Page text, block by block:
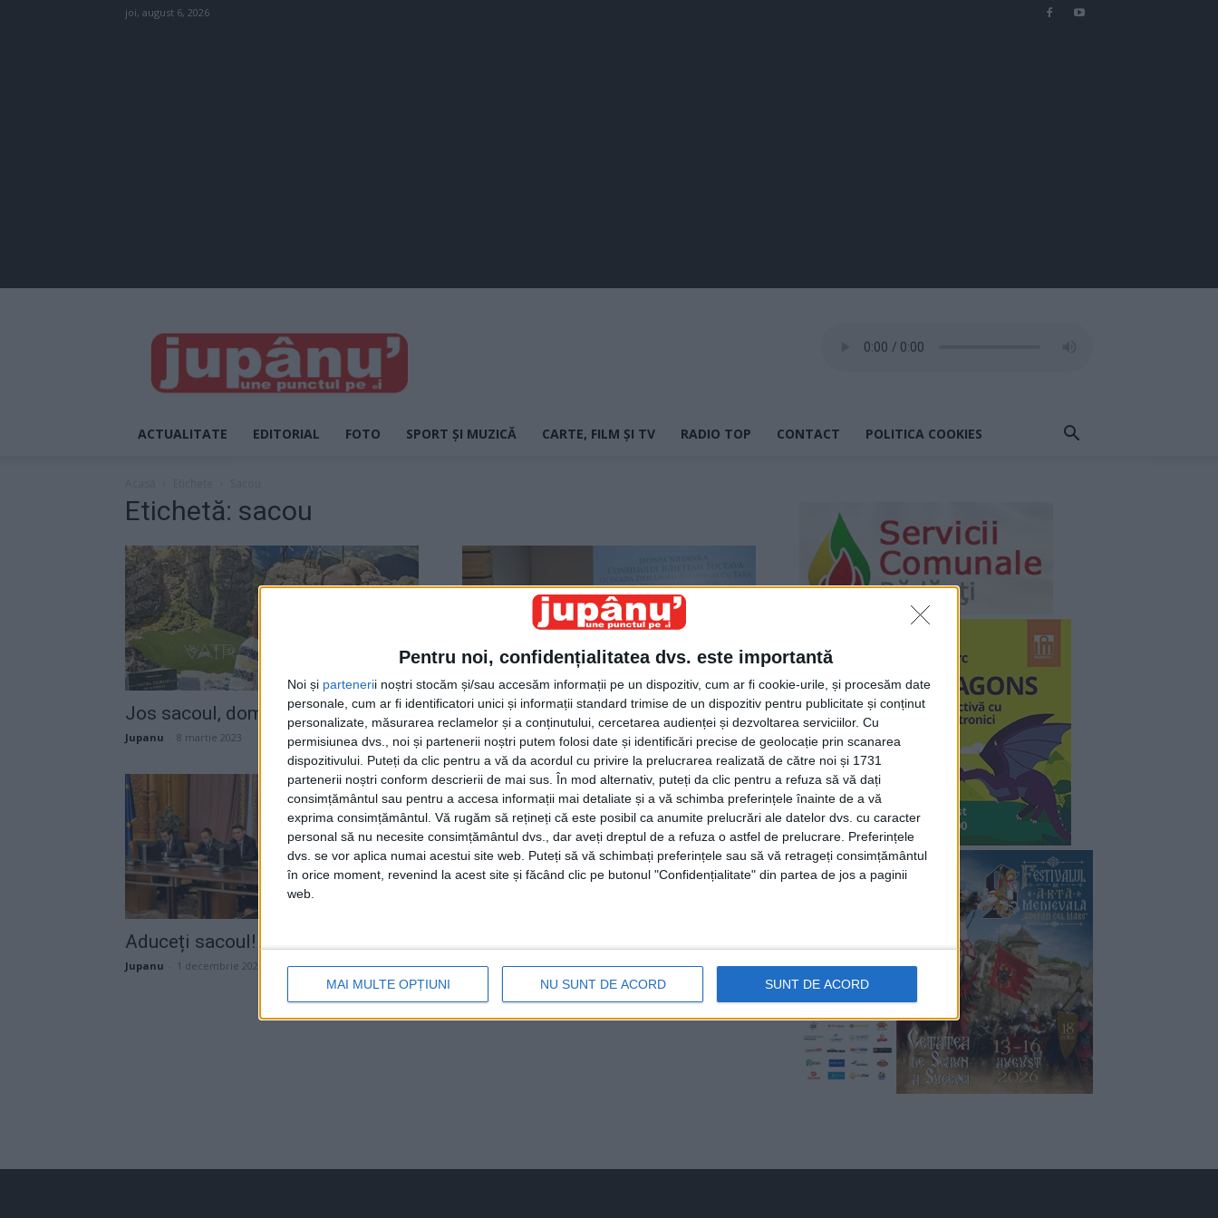
Pentru noi, confidențialitatea dvs. este importantă
Noi și partenerii noștri stocăm și/sau accesăm informații pe un dispozitiv, cum ar fi cookie-urile, și procesăm date
personale, cum ar fi identificatori unici și informații standard trimise de un dispozitiv pentru publicitate și conținut
personalizate, măsurarea reclamelor și a conținutului, cercetarea audienței și dezvoltarea serviciilor. Cu
permisiunea dvs., noi și partenerii noștri putem folosi date și identificări precise de geolocație prin scanarea
dispozitivului. Puteți da clic pentru a vă da acordul cu privire la prelucrarea realizată de către noi și 1731
partenerii noștri conform descrierii de mai sus. În mod alternativ, puteți da clic pentru a refuza să vă dați
consimțământul sau pentru a accesa informații mai detaliate și a vă schimba preferințele înainte de a vă
exprima consimțământul. Vă rugăm să rețineți că este posibil ca anumite prelucrări ale datelor dvs. cu caracter
personal să nu necesite consimțământul dvs., dar aveți dreptul de a refuza o astfel de prelucrare. Preferințele
dvs. se vor aplica numai acestui site web. Puteți să vă schimbați preferințele sau să vă retrageți consimțământul
în orice moment, revenind la acest site și făcând clic pe butonul "Confidențialitate" din partea de jos a paginii
web.
MAI MULTE OPȚIUNI NU SUNT DE ACORD SUNT DE ACORD
joi, august 6, 2026
JUPÂNU'
ACTUALITATE EDITORIAL FOTO SPORT ȘI MUZICĂ CARTE, FILM ȘI TV RADIO TOP CONTACT POLITICA COOKIES
Etichetă: sacou
Jos sacoul, domnule președinte!
Jupanu 8 martie 2023
Dacă îl anunța, fără sacou rămînea
Jupanu - 7 decembrie 2022
Aduceți sacoul!
Jupanu 1 decembrie 2022